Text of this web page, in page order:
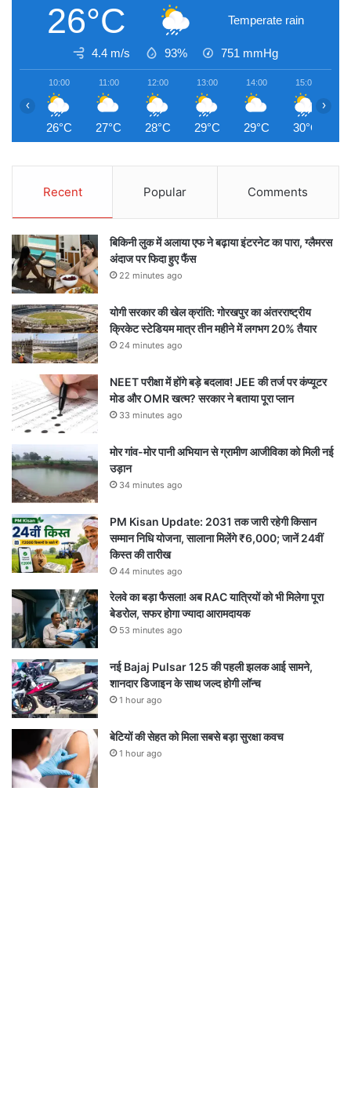
26°C Temperate rain
4.4 m/s 93% 751 mmHg
10:00
26°C
11:00
27°C
12:00
28°C
13:00
29°C
14:00
29°C
15:00
30°C
‹ ›
Recent Popular Comments
बिकिनी लुक में अलाया एफ ने बढ़ाया इंटरनेट का पारा, ग्लैमरस
अंदाज पर फिदा हुए फैंस
22 minutes ago
योगी सरकार की खेल क्रांति: गोरखपुर का अंतरराष्ट्रीय
क्रिकेट स्टेडियम मात्र तीन महीने में लगभग 20% तैयार
24 minutes ago
NEET परीक्षा में होंगे बड़े बदलाव! JEE की तर्ज पर कंप्यूटर
मोड और OMR खत्म? सरकार ने बताया पूरा प्लान
33 minutes ago
मोर गांव-मोर पानी अभियान से ग्रामीण आजीविका को मिली नई
उड़ान
34 minutes ago
PM Kisan Update: 2031 तक जारी रहेगी किसान
सम्मान निधि योजना, सालाना मिलेंगे ₹6,000; जानें 24वीं
किस्त की तारीख
44 minutes ago
रेलवे का बड़ा फैसला! अब RAC यात्रियों को भी मिलेगा पूरा
बेडरोल, सफर होगा ज्यादा आरामदायक
53 minutes ago
नई Bajaj Pulsar 125 की पहली झलक आई सामने,
शानदार डिजाइन के साथ जल्द होगी लॉन्च
1 hour ago
बेटियों की सेहत को मिला सबसे बड़ा सुरक्षा कवच
1 hour ago